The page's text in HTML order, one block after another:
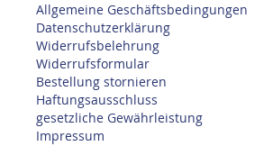
Allgemeine Geschäftsbedingungen
Datenschutzerklärung
Widerrufsbelehrung
Widerrufsformular
Bestellung stornieren
Haftungsausschluss
gesetzliche Gewährleistung
Impressum